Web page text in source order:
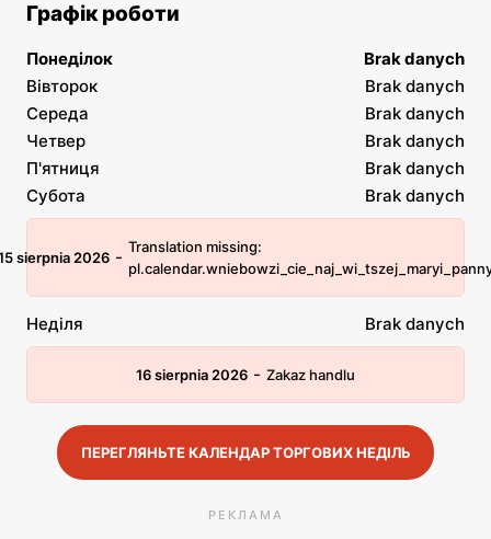
Графік роботи
Понеділок
Brak danych
Вівторок
Brak danych
Середа
Brak danych
Четвер
Brak danych
П'ятниця
Brak danych
Субота
Brak danych
sierpnia 2026 - Translation missing:
Неділя Brak danych
16 sierpnia 2026 - Zakaz handlu
ПЕРЕГЛЯНЬТЕ КАЛЕНДАР ТОРГОВИХ НЕДІЛЬ
РЕКЛАМА